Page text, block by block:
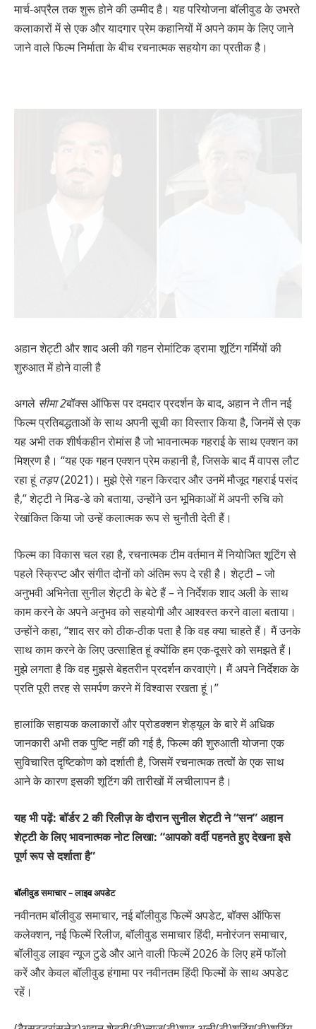
मार्च-अप्रैल तक शुरू होने की उम्मीद है। यह परियोजना बॉलीवुड के उभरते
कलाकारों में से एक और यादगार प्रेम कहानियों में अपने काम के लिए जाने
जाने वाले फिल्म निर्माता के बीच रचनात्मक सहयोग का प्रतीक है।
अहान शेट्टी और शाद अली की गहन रोमांटिक ड्रामा शूटिंग गर्मियों की
शुरुआत में होने वाली है
अगले सीमा 2बॉक्स ऑफिस पर दमदार प्रदर्शन के बाद, अहान ने तीन नई
फिल्म प्रतिबद्धताओं के साथ अपनी सूची का विस्तार किया है, जिनमें से एक
यह अभी तक शीर्षकहीन रोमांस है जो भावनात्मक गहराई के साथ एक्शन का
मिश्रण है। “यह एक गहन एक्शन प्रेम कहानी है, जिसके बाद मैं वापस लौट
रहा हूं तड़प(2021)। मुझे ऐसे गहन किरदार और उनमें मौजूद गहराई पसंद
है,” शेट्टी ने मिड-डे को बताया, उन्होंने उन भूमिकाओं में अपनी रुचि को
रेखांकित किया जो उन्हें कलात्मक रूप से चुनौती देती हैं।
फिल्म का विकास चल रहा है, रचनात्मक टीम वर्तमान में नियोजित शूटिंग से
पहले स्क्रिप्ट और संगीत दोनों को अंतिम रूप दे रही है। शेट्टी – जो
अनुभवी अभिनेता सुनील शेट्टी के बेटे हैं – ने निर्देशक शाद अली के साथ
काम करने के अपने अनुभव को सहयोगी और आश्वस्त करने वाला बताया।
उन्होंने कहा, “शाद सर को ठीक-ठीक पता है कि वह क्या चाहते हैं। मैं उनके
साथ काम करने के लिए उत्साहित हूं क्योंकि हम एक-दूसरे को समझते हैं।
मुझे लगता है कि वह मुझसे बेहतरीन प्रदर्शन करवाएंगे। मैं अपने निर्देशक के
प्रति पूरी तरह से समर्पण करने में विश्वास रखता हूं।”
हालांकि सहायक कलाकारों और प्रोडक्शन शेड्यूल के बारे में अधिक
जानकारी अभी तक पुष्टि नहीं की गई है, फिल्म की शुरुआती योजना एक
सुविचारित दृष्टिकोण को दर्शाती है, जिसमें रचनात्मक तत्वों के एक साथ
आने के कारण इसकी शूटिंग की तारीखों में लचीलापन है।
यह भी पढ़ें: बॉर्डर 2 की रिलीज़ के दौरान सुनील शेट्टी ने “सन” अहान
शेट्टी के लिए भावनात्मक नोट लिखा: “आपको वर्दी पहनते हुए देखना इसे
पूर्ण रूप से दर्शाता है”
बॉलीवुड समाचार – लाइव अपडेट
नवीनतम बॉलीवुड समाचार, नई बॉलीवुड फिल्में अपडेट, बॉक्स ऑफिस
कलेक्शन, नई फिल्में रिलीज, बॉलीवुड समाचार हिंदी, मनोरंजन समाचार,
बॉलीवुड लाइव न्यूज टुडे और आने वाली फिल्में 2026 के लिए हमें फॉलो
करें और केवल बॉलीवुड हंगामा पर नवीनतम हिंदी फिल्मों के साथ अपडेट
रहें।